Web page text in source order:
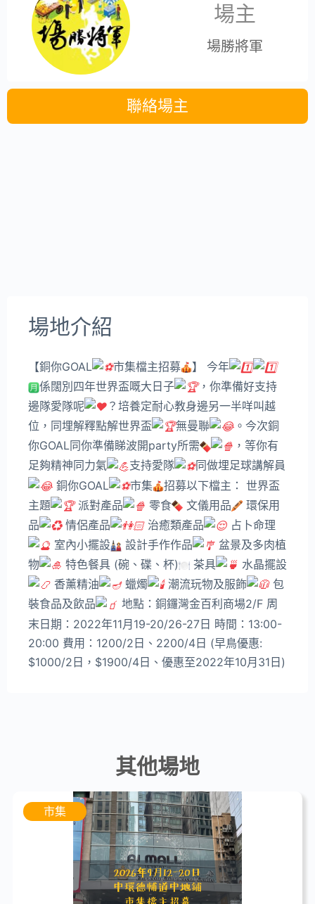
場主
場勝將軍
聯絡場主
場地介紹
【銅你GOAL 市集檔主招募
】 今年
係闊別四年世界盃嘅大日子
，你準備好支持
邊隊愛隊呢
？培養定耐心教身邊另一半咩叫越
位，同埋解釋點解世界盃
無曼聯
。今次銅
你GOAL同你準備睇波開party所需
，等你有
足夠精神同力氣
支持愛隊
同做埋足球講解員
銅你GOAL
市集
招募以下檔主： 世界盃
主題
派對產品 零食 文儀用品
環保用
品
情侶產品 治癒類產品
占卜命理
室內小擺設
設計手作作品
盆景及多肉植
物
特色餐具 (碗、碟、杯) 茶具
水晶擺設
香薰精油
蠟燭 潮流玩物及服飾
包
裝食品及飲品
地點：銅鑼灣金百利商場2/F 周
末日期：2022年11月19-20/26-27日 時間：13:00-
20:00 費用：1200/2日、2200/4日 (早鳥優惠:
$1000/2日，$1900/4日、優惠至2022年10月31日)
其他場地
市集